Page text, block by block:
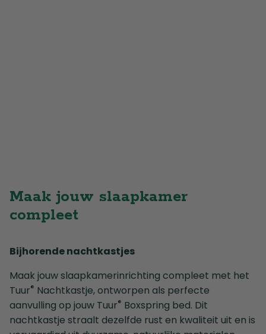
Maak jouw slaapkamer
compleet
Bijhorende nachtkastjes
Maak jouw slaapkamerinrichting compleet met het
Tuur® Nachtkastje, ontworpen als perfecte
aanvulling op jouw Tuur® Boxspring bed. Dit
nachtkastje straalt dezelfde rust en kwaliteit uit en is